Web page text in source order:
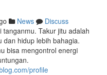
News
Discuss
Takur jitu adalah
dan hidup lebih bahagia.
bisa mengontrol energi
profile